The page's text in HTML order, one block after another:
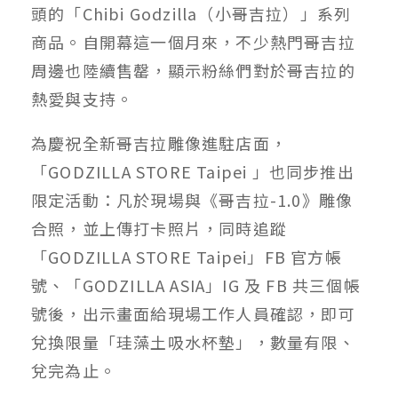
頭的「Chibi Godzilla（小哥吉拉）」系列
商品。自開幕這一個月來，不少熱門哥吉拉
周邊也陸續售罄，顯示粉絲們對於哥吉拉的
熱愛與支持。
為慶祝全新哥吉拉雕像進駐店面，
「GODZILLA STORE Taipei 」也同步推出
限定活動：凡於現場與《哥吉拉-1.0》雕像
合照，並上傳打卡照片，同時追蹤
「GODZILLA STORE Taipei」FB 官方帳
號、「GODZILLA ASIA」IG 及 FB 共三個帳
號後，出示畫面給現場工作人員確認，即可
兌換限量「珪藻土吸水杯墊」，數量有限、
兌完為止。